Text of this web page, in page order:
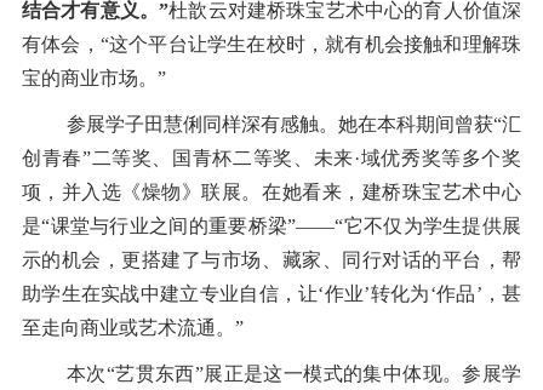
结合才有意义。”杜歆云对建桥珠宝艺术中心的育人价值深
有体会， “这个平台让学生在校时，就有机会接触和理解珠
宝的商业市场。 ”
参展学子田慧俐同样深有感触。她在本科期间曾获“汇
创青春”二等奖、国青杯二等奖、未来·域优秀奖等多个奖
项，并入选《燥物》联展。在她看来，建桥珠宝艺术中心
是“课堂与行业之间的重要桥梁”——“它不仅为学生提供展
示的机会，更搭建了与市场、藏家、同行对话的平台，帮
助学生在实战中建立专业自信，让‘作业’转化为‘作品’ ，甚
至走向商业或艺术流通。 ”
本次“艺贯东西”展正是这一模式的集中体现。参展学